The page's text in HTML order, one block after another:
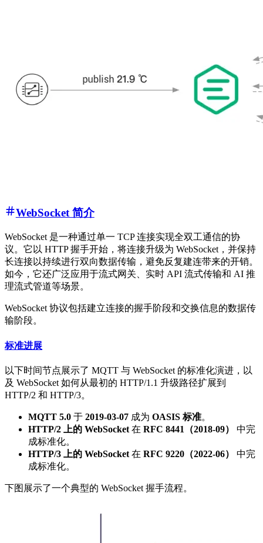
WebSocket 简介
WebSocket 是一种通过单一 TCP 连接实现全双工通信的协
议。它以 HTTP 握手开始，将连接升级为 WebSocket，并保持
长连接以持续进行双向数据传输，避免反复建连带来的开销。
如今，它还广泛应用于流式网关、实时 API 流式传输和 AI 推
理流式管道等场景。
WebSocket 协议包括建立连接的握手阶段和交换信息的数据传
输阶段。
标准进展
以下时间节点展示了 MQTT 与 WebSocket 的标准化演进，以
及 WebSocket 如何从最初的 HTTP/1.1 升级路径扩展到
HTTP/2 和 HTTP/3。
MQTT 5.0 于 2019-03-07 成为 OASIS 标准。
HTTP/2 上的 WebSocket 在 RFC 8441（2018-09）
中完
成标准化。
HTTP/3 上的 WebSocket 在 RFC 9220（2022-06）
中完
成标准化。
下图展示了一个典型的 WebSocket 握手流程。